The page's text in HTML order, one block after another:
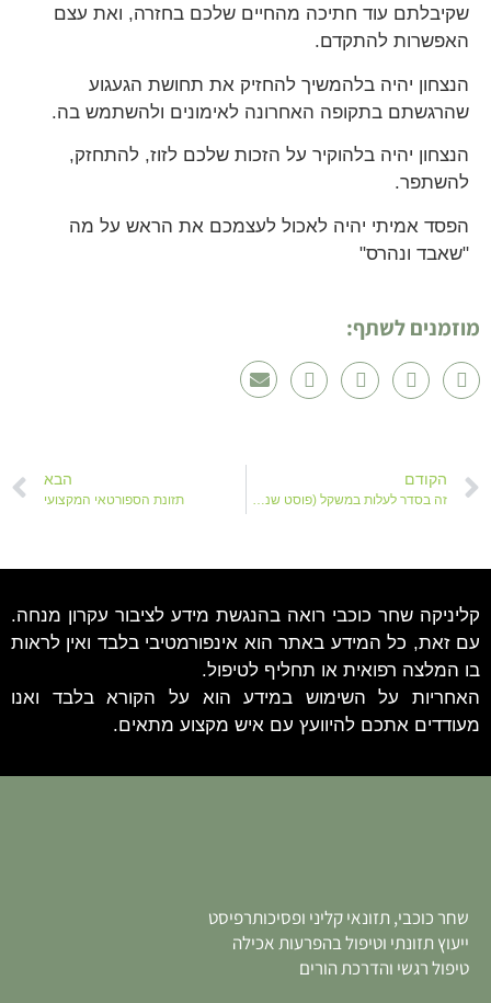
שקיבלתם עוד חתיכה מהחיים שלכם בחזרה, ואת עצם
האפשרות להתקדם.
הנצחון יהיה בלהמשיך להחזיק את תחושת הגעגוע
שהרגשתם בתקופה האחרונה לאימונים ולהשתמש בה.
הנצחון יהיה בלהוקיר על הזכות שלכם לזוז, להתחזק,
להשתפר.
הפסד אמיתי יהיה לאכול לעצמכם את הראש על מה
"שאבד ונהרס"
מוזמנים לשתף:
הקודם הבא
תזונת הספורטאי המקצועי
קליניקה שחר כוכבי רואה בהנגשת מידע לציבור עקרון מנחה.
עם זאת, כל המידע באתר הוא אינפורמטיבי בלבד ואין לראות
בו המלצה רפואית או תחליף לטיפול.
האחריות על השימוש במידע הוא על הקורא בלבד ואנו
מעודדים אתכם להיוועץ עם איש מקצוע מתאים.
שחר כוכבי, תזונאי קליני ופסיכותרפיסט
ייעוץ תזונתי וטיפול בהפרעות אכילה
טיפול רגשי והדרכת הורים